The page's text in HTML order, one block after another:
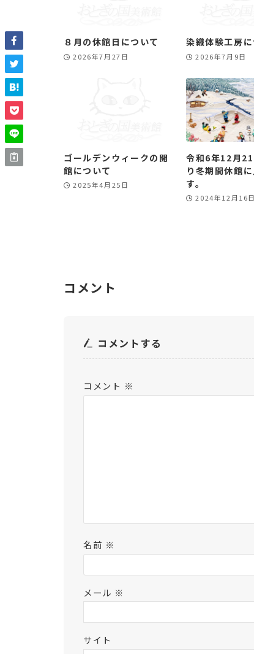
８月の休館日について
2026年7月27日
染織体験工房
2026年7月9日
ゴールデンウィークの開
館について
2025年4月25日
令和6年12月
り冬期間休館
す。
2024年12月16日
コメント
コメントする
コメント ※
名前 ※
メール ※
サイト